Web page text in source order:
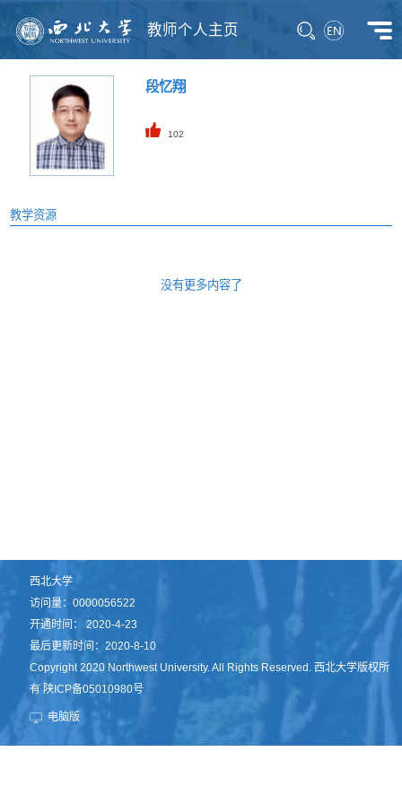
教师个人主页
段忆翔
102
教学资源
没有更多内容了
西北大学
访问量：0000056522
开通时间：2020-4-23
最后更新时间：2020-8-10
Copyright 2020 Northwest University. All Rights Reserved. 西北大学版权所
有 陕ICP备05010980号
电脑版